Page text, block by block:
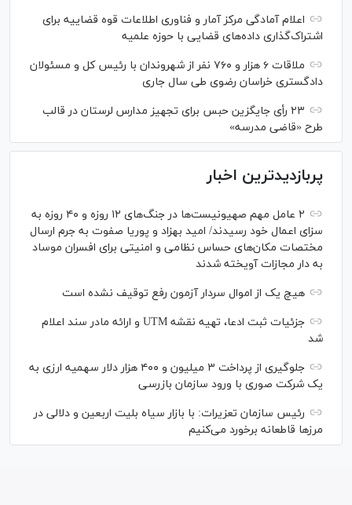
اعلام آمادگی مرکز آمار و فناوری اطلاعات قوه قضاییه برای
اشتراک‌گذاری داده‌های قضایی با حوزه علمیه
ملاقات ۶ هزار و ۷۶۰ نفر از شهروندان با رئیس کل و مسئولان
دادگستری خراسان رضوی طی سال جاری
۲۳ رأی جایگزین حبس برای تجهیز مدارس لرستان در قالب
طرح «قاضی مدرسه»
پربازدیدترین اخبار
۲ عامل مهم صهیونیست‌ها در جنگ‌های ۱۲ روزه و ۴۰ روزه به
سزای اعمال خود رسیدند/ امید بهزاد و پوریا صفوت به جرم ارسال
مختصات مکان‌های حساس نظامی و امنیتی برای افسران موساد
به دار مجازات آویخته شدند
هیچ یک از اموال سردار آزمون رفع توقیف نشده است
جزئیات ثبت ادعا، تهیه نقشه UTM و ارائه مادر سند اعلام
شد
جلوگیری از پرداخت ۳ میلیون و ۴۰۰ هزار دلار سهمیه ارزی به
یک شرکت صوری با ورود سازمان بازرسی
رئیس سازمان تعزیرات: با بازار سیاه بلیت اربعین و دلالی در
مرز‌ها قاطعانه برخورد می‌کنیم